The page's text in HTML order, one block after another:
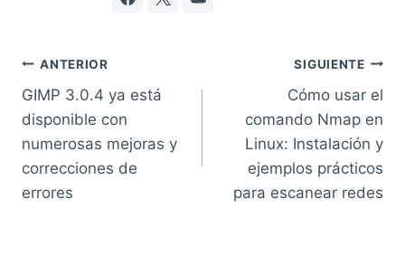
Navegación
de
entradas
ANTERIOR
GIMP 3.0.4 ya está
disponible con
numerosas mejoras y
correcciones de
errores
SIGUIENTE
Cómo usar el
comando Nmap en
Linux: Instalación y
ejemplos prácticos
para escanear redes